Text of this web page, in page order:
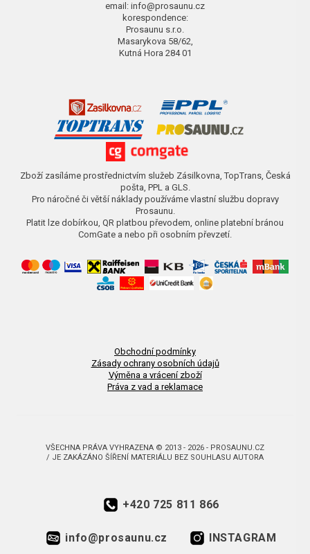
email: info@prosaunu.cz
korespondence:
Prosaunu s.r.o.
Masarykova 58/62,
Kutná Hora 284 01
Zboží zasíláme prostřednictvím služeb Zásilkovna, TopTrans, Česká
pošta, PPL a GLS.
Pro náročné či větší náklady používáme vlastní službu dopravy
Prosaunu.
Platit lze dobírkou, QR platbou převodem, online platební bránou
ComGate a nebo při osobním převzetí.
Obchodní podmínky
Zásady ochrany osobních údajů
Výměna a vrácení zboží
Práva z vad a reklamace
VŠECHNA PRÁVA VYHRAZENA © 2013 - 2026 - PROSAUNU.CZ
/ JE ZAKÁZÁNO ŠÍŘENÍ MATERIÁLU BEZ SOUHLASU AUTORA
+420 725 811 866
info@prosaunu.cz INSTAGRAM